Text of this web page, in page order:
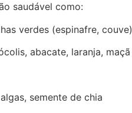
saudável como:
verdes (espinafre, couve)
abacate, laranja, maçã
semente de chia